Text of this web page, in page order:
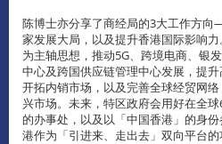
陈博士亦分享了商经局的3大工作方
家发展大局，以及提升香港国际影响力
为主轴思想，推动5G、跨境电商、银
中心及跨国供应链管理中心发展，提
开拓内销市场，以及完善全球经贸网
兴市场。未来，特区政府会用好在全
的办事处，以及以「中国香港」的身
港作为「引进来、走出去」双向平台的